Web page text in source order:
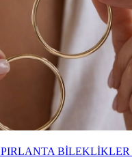
PIRLANTA BİLEKLİKLER